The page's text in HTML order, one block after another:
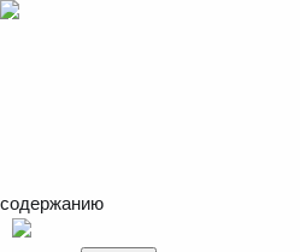
содержанию